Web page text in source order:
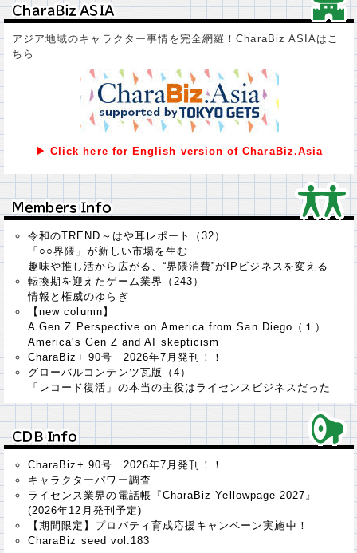
ＣｈａｒａＢｉｚ ＡＳＩＡ
ＣｈａｒａＢｉｚ ＡＳＩＡ
アジア地域のキャラクター事情を完全網羅！CharaBiz ASIAはこ
ちら
▶ Click here for English version of CharaBiz.Asia
Ｍｅｍｂｅｒｓ Ｉｎｆｏ
Ｍｅｍｂｅｒｓ Ｉｎｆｏ
令和のTREND～はや耳レポート（32）
「○○界隈」が新しい市場を生む
趣味や推し活から広がる、“界隈消費”がIPビジネスを変える
転換期を迎えたゲーム業界（243）
情報と権威のゆらぎ
【new column】
A Gen Z Perspective on America from San Diego（１）
America's Gen Z and AI skepticism
CharaBiz+ 90号 2026年7月発刊！！
グローバルコンテンツ瓦版（4）
「レコード復活」の本当の主役はライセンスビジネスだった
ＣＤＢ Ｉｎｆｏ
ＣＤＢ Ｉｎｆｏ
CharaBiz+ 90号 2026年7月発刊！！
キャラクターパワー調査
ライセンス業界の電話帳『CharaBiz Yellowpage 2027』
(2026年12月発刊予定)
【期間限定】プロパティ育成応援キャンペーン実施中！
CharaBiz seed vol.183